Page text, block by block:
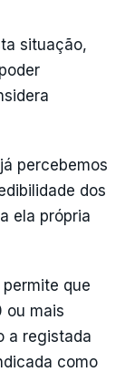
situação,
percebemos
dos
ela própria
que
ou mais
a registada
como